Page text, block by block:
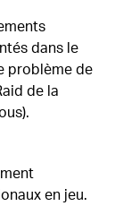
dans le
problème de
de la
en jeu.